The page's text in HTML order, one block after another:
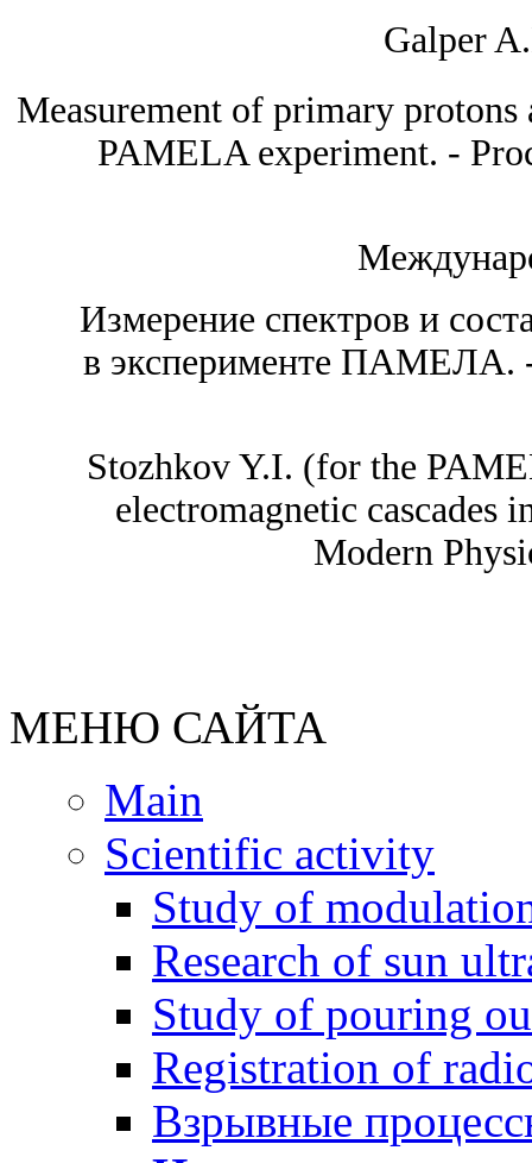
Galper
Measurement of primary protons
PAMELA experiment. -
Измерение спектров и
в эксперименте ПАМЕЛА.
Stozhkov Y.I. (for the
electromagnetic
Modern
МЕНЮ САЙТА
Main
Scientific activity
Study of
Research of sun
Study of pouring
Registration of
Взрывные